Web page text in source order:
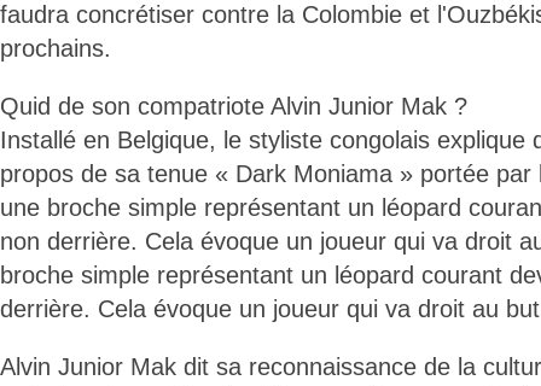
faudra concrétiser contre la Colombie et
prochains.
Quid de son compatriote Alvin Junior Mak ?
Installé en Belgique, le styliste congolais explique
propos de sa tenue « Dark Moniama » portée par
une broche simple représentant un léopard
non derrière. Cela évoque un joueur qui va droit
broche simple représentant un léopard courant
derrière. Cela évoque un joueur qui va droit au
Alvin Junior Mak dit sa reconnaissance de la